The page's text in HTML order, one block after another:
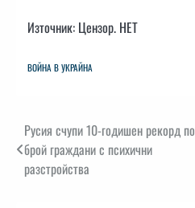
Източник: Цензор. НЕТ
ВОЙНА В УКРАЙНА
Навигация
Русия счупи 10-годишен рекорд по
брой граждани с психични
разстройства